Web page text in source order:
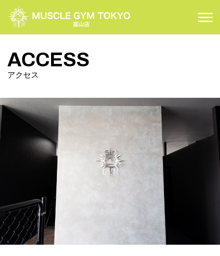
PRICE
FLOOR MAP 施設案内
ACCESS
CONTACT お問い合わせ
ACCESS
アクセス